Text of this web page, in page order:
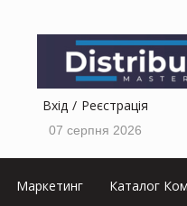
Вхід Реєстрація
07 серпня 2026
Маркетинг Каталог